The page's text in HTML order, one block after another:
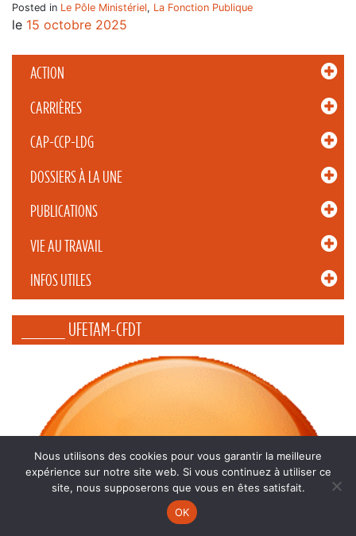
ACTION
CARRIÈRES
CAP-CCP-LDG
DOSSIERS À LA UNE
PUBLICATIONS
VIE AU TRAVAIL
INFOS UTILES
_____ UFETAM-CFDT
Posted in Le Pôle Ministériel, La Fonction Publique
le 15 octobre 2025
Nous utilisons des cookies pour vous garantir la meilleure
expérience sur notre site web. Si vous continuez à utiliser ce
site, nous supposerons que vous en êtes satisfait.
OK